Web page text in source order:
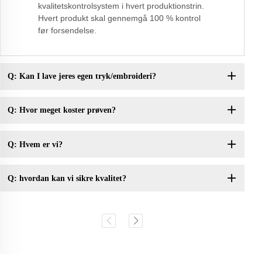
kvalitetskontrolsystem i hvert produktionstrin.
Hvert produkt skal gennemgå 100 % kontrol
før forsendelse.
Q: Kan I lave jeres egen tryk/embroideri?
Q: Hvor meget koster prøven?
Q: Hvem er vi?
Q: hvordan kan vi sikre kvalitet?